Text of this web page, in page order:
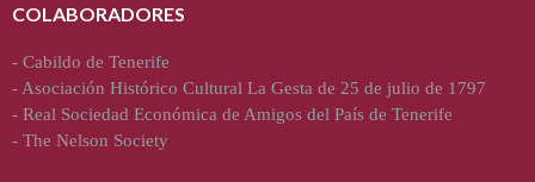
COLABORADORES
- Cabildo de Tenerife
- Asociación Histórico Cultural La Gesta de 25 de julio de 1797
- Real Sociedad Económica de Amigos del País de Tenerife
- The Nelson Society